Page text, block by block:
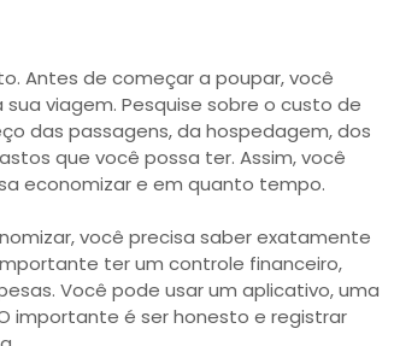
Antes de começar a poupar, você
viagem. Pesquise sobre o custo de
das passagens, da hospedagem, dos
que você possa ter. Assim, você
economizar e em quanto tempo.
você precisa saber exatamente
ter um controle financeiro,
Você pode usar um aplicativo, uma
importante é ser honesto e registrar